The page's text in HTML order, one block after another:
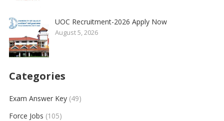
UOC Recruitment-2026 Apply Now
August 5, 2026
Categories
Exam Answer Key(49)
Force Jobs (105)